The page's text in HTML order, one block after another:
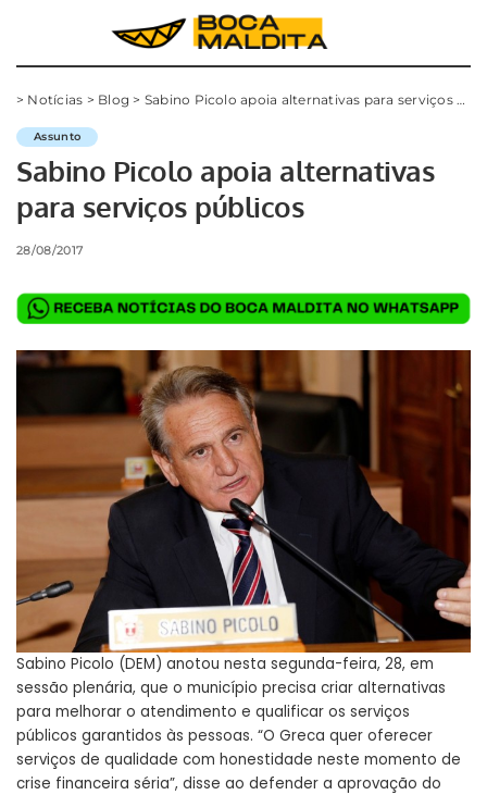
> Notícias > Blog > Sabino Picolo apoia alternativas para serviços públicos
Assunto
Sabino Picolo apoia alternativas
para serviços públicos
28/08/2017
Sabino Picolo (DEM) anotou nesta segunda-feira, 28, em
sessão plenária, que o município precisa criar alternativas
para melhorar o atendimento e qualificar os serviços
públicos garantidos às pessoas. “O Greca quer oferecer
serviços de qualidade com honestidade neste momento de
crise financeira séria”, disse ao defender a aprovação do